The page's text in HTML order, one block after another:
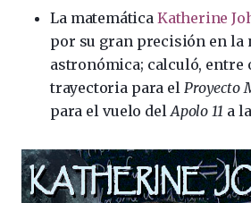
La matemáticaKatherine
por su gran precisión en la
astronómica; calculó, entre
trayectoria para el Proyecto
para el vuelo delApolo 11 a